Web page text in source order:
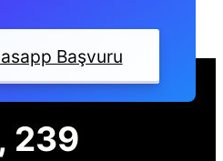
Başvuru
239